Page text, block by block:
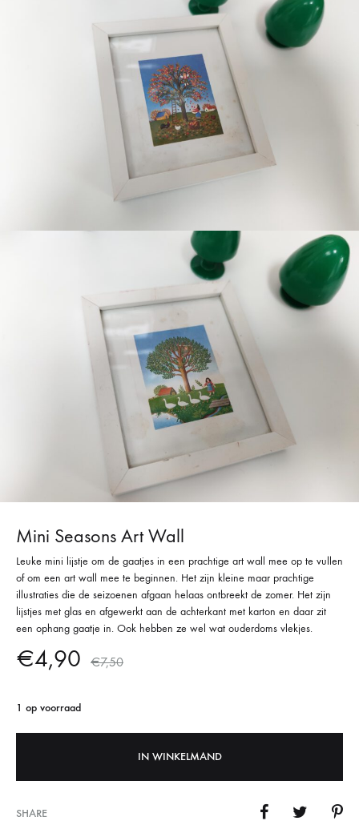
Mini Seasons Art Wall
Leuke mini lijstje om de gaatjes in een prachtige art wall mee op te vullen
of om een art wall mee te beginnen. Het zijn kleine maar prachtige
illustraties die de seizoenen afgaan helaas ontbreekt de zomer. Het zijn
lijstjes met glas en afgewerkt aan de achterkant met karton en daar zit
een ophang gaatje in. Ook hebben ze wel wat ouderdoms vlekjes.
€4,90 €7,50
1 op voorraad
IN WINKELMAND
SHARE